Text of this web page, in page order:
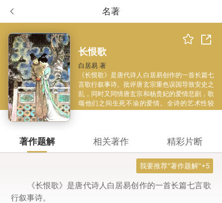
名著
长恨歌
白居易 著
《长恨歌》是唐代诗人白居易创作的一首长篇七
言歌行叙事诗。批评唐玄宗重色误国导致安史之
乱，同时又同情唐玄宗和杨贵妃的爱情悲剧，歌
颂他们之间生死不渝的爱情。全诗的艺术性较
著作题解 相关著作 精彩片断
我要推荐"著作题解"+5
《长恨歌》是唐代诗人白居易创作的一首长篇七言歌
行叙事诗。